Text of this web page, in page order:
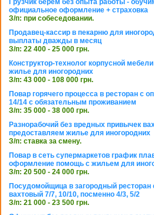
официальное оформление + страховка
З/п: при собеседовании.
Продавец-кассир в пекарню для
выплаты дважды в месяц
З/п: 22 400 - 25 000 грн.
Конструктор-технолог корпусной
жилье для иногородних
З/п: 43 000 - 108 000 грн.
Повар горячего процесса в ресторан с
14/14 с обязательным проживанием
З/п: 35 000 - 38 000 грн.
Разнорабочий без вредных привычек
предоставляем жилье для иногородних
З/п: ставка за смену.
Повар в сеть супермаркетов график
оформление помощь с жильем для
З/п: 20 500 - 24 000 грн.
Посудомойщица в загородный
вахтовый 7/7, 10/10, посменно 4/3, 5/2
З/п: 21 000 - 23 500 грн.